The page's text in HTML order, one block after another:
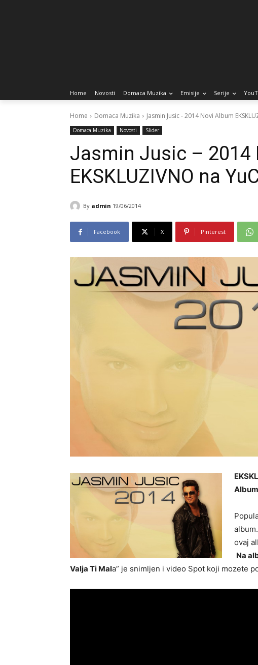
Home Novosti Domaca Muzika Emisije Serije
Home Domaca Muzika Jasmin Jusic - 2014 Novi Album
Domaca Muzika Novosti Slider
Jasmin Jusic – 2014
EKSKLUZIVNO na
By admin 19/06/2014
Facebook X Pinterest
ovaj
Na
Valja Ti Mala” je snimljen i video Spot koji mozete